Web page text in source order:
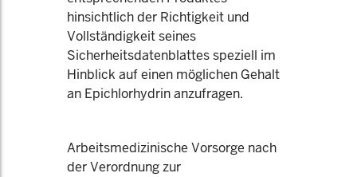
hinsichtlich der Richtigkeit und
Vollständigkeit seines
Sicherheitsdatenblattes speziell im
Hinblick auf einen möglichen Gehalt
an Epichlorhydrin anzufragen.
Arbeitsmedizinische Vorsorge nach
der Verordnung zur